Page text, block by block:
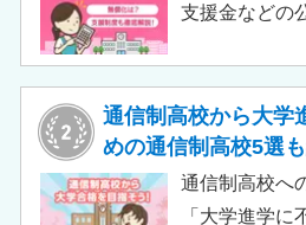
支援金などの
目安、申請時
やすく解説し
られるのでチ
う。
通信制高校から大学
めの通信制高校5選
通信制高校へ
「大学進学に